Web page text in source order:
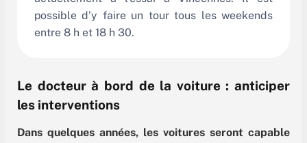
possible d’y faire un tour tous les weekends
entre 8 h et 18 h 30.
Le docteur à bord de la voiture : anticiper
les interventions
Dans quelques années, les voitures seront capable